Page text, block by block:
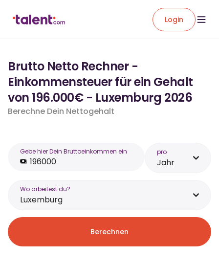
Login
Brutto Netto Rechner -
Einkommensteuer für ein Gehalt
von 196.000€ - Luxemburg 2026
Berechne Dein Nettogehalt
Gebe hier Dein Bruttoeinkommen ein pro
Jahr
Wo arbeitest du?
Luxemburg
Berechnen